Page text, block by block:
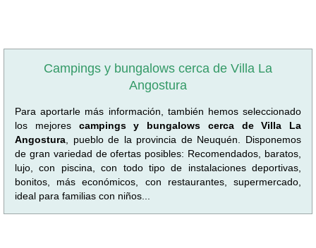
Campings y bungalows cerca de Villa La
Angostura
Para aportarle más información, también hemos seleccionado
los mejores campings y bungalows cerca de Villa La
Angostura , pueblo de la provincia de Neuquén. Disponemos
de gran variedad de ofertas posibles: Recomendados, baratos,
lujo, con piscina, con todo tipo de instalaciones deportivas,
bonitos, más económicos, con restaurantes, supermercado,
ideal para familias con niños...